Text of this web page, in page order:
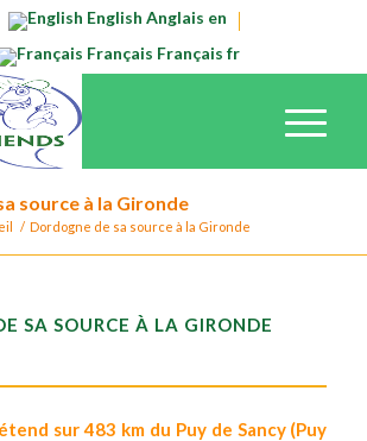
English Anglais en
Français Français fr
source à la Gironde
/ Dordogne de sa source à la Gironde
SA SOURCE À LA GIRONDE
sur 483 km du Puy de Sancy (Puy